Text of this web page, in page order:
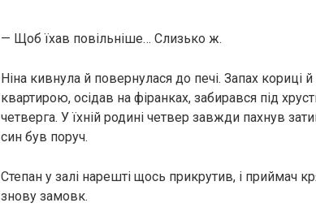
— Щоб їхав повільніше… Слизько ж.
Ніна кивнула й повернулася до печі. Запах кориці й
квартирою, осідав на фіранках, забирався під
четверга. У їхній родині четвер завжди пахнув
син був поруч.
Степан у залі нарешті щось прикрутив, і приймач
знову замовк.